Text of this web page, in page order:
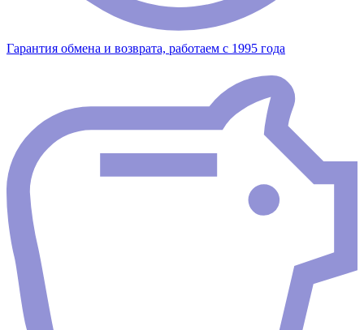
Гарантия обмена и возврата, работаем с 1995 года